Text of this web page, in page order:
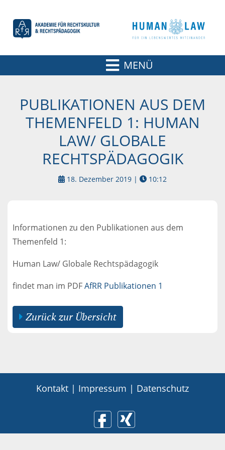
MENÜ
PUBLIKATIONEN AUS DEM
THEMENFELD 1: HUMAN
LAW/ GLOBALE
RECHTSPÄDAGOGIK
18. Dezember 2019 | 10:12
Informationen zu den Publikationen aus dem
Themenfeld 1:
Human Law/ Globale Rechtspädagogik
findet man im PDFAfRR Publikationen 1
Zurück zur Übersicht
Kontakt | Impressum | Datenschutz